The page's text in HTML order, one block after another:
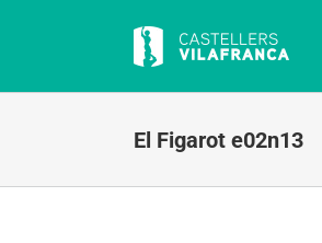
El Figarot e02n13